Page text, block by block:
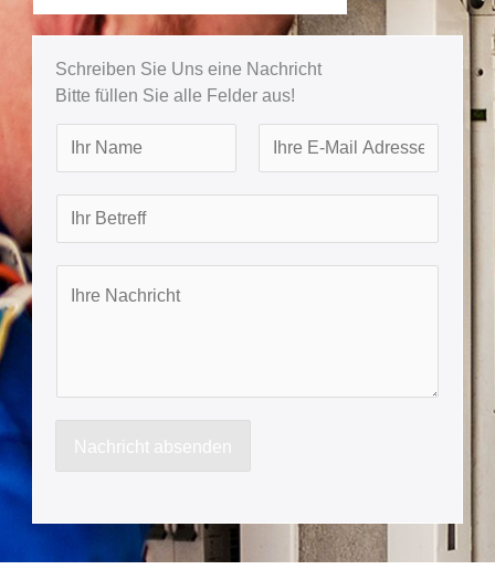
Schreiben Sie Uns eine Nachricht
Bitte füllen Sie alle Felder aus!
a
r
s
s
t
e
f
c
i
Nachricht absenden